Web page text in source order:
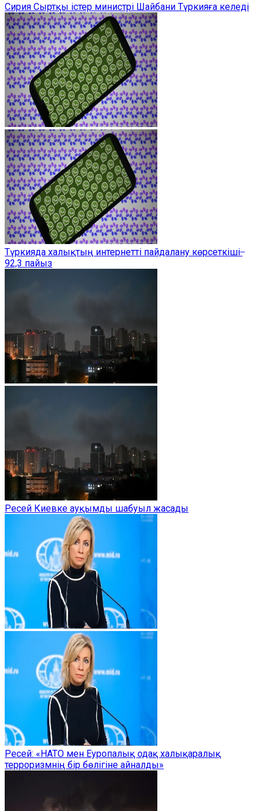
Сирия Сыртқы істер министрі Шайбани Түркияға келеді
Түркияда халықтың интернетті пайдалану көрсеткіші ̶
92,3 пайыз
Ресей Киевке ауқымды шабуыл жасады
Ресей: «НАТО мен Еуропалық одақ халықаралық
терроризмнің бір бөлігіне айналды»